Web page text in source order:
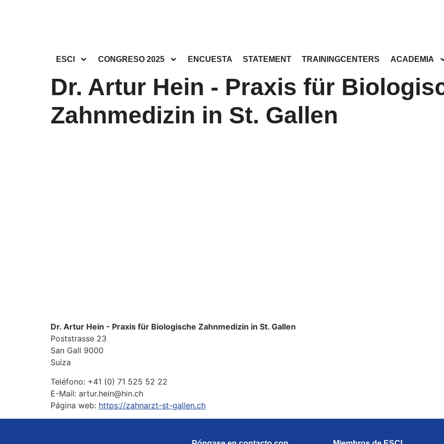
ESCI CONGRESO 2025 ENCUESTA STATEMENT TRAININGCENTERS ACADEMIA
Dr. Artur Hein - Praxis für
Zahnmedizin in St. Gallen
Dr. Artur Hein - Praxis für Biologische Zahnmedizin in St. Gallen
Poststrasse 23
San Gall 9000
Suiza
Teléfono: +41 (0) 71 525 52 22
E-Mail: artur.hein@hin.ch
Página web: https://zahnarzt-st-gallen.ch